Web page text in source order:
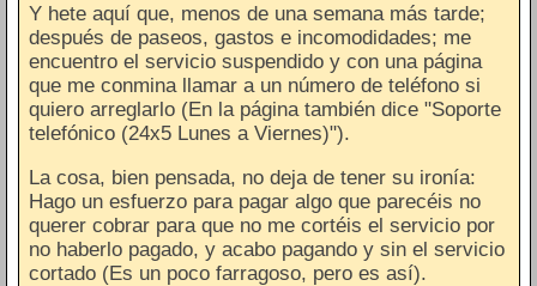
Y hete aquí que, menos de una semana más tarde;
después de paseos, gastos e incomodidades; me
encuentro el servicio suspendido y con una página
que me conmina llamar a un número de teléfono si
quiero arreglarlo (En la página también dice "Soporte
telefónico (24x5 Lunes a Viernes)").
La cosa, bien pensada, no deja de tener su ironía:
Hago un esfuerzo para pagar algo que parecéis no
querer cobrar para que no me cortéis el servicio por
no haberlo pagado, y acabo pagando y sin el servicio
cortado (Es un poco farragoso, pero es así).